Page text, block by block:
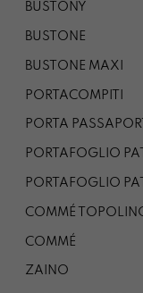
BUSTONY
BUSTONE
BUSTONE MAXI
PORTACOMPITI
PORTA
PORTAFOGLIO
PORTAFOGLIO
COMMÉ
COMMÉ
ZAINO